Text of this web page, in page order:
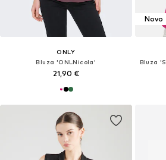
ONLY
Bluza 'ONLNicola'
21,90 €
Novo